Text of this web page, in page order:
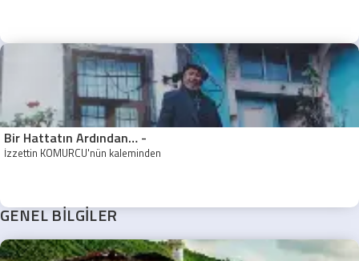
Bir Hattatın Ardından… -
İzzettin KÖMÜRCÜ'nün kaleminden
GENEL BİLGİLER